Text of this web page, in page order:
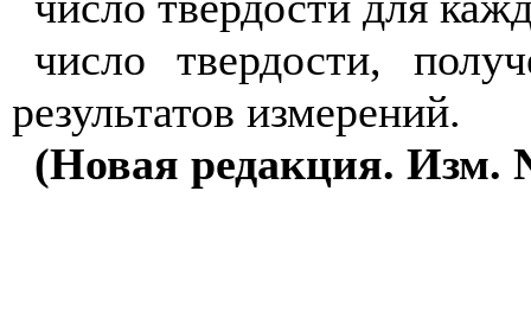
число твердости,
результатов измерений.
(Новая редакция. Изм.